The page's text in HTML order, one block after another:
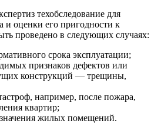
техобследование для
и оценки его пригодности к
проведено в следующих случаях:
срока эксплуатации;
признаков дефектов или
конструкций — трещины,
например, после пожара,
квартир;
жилых помещений.